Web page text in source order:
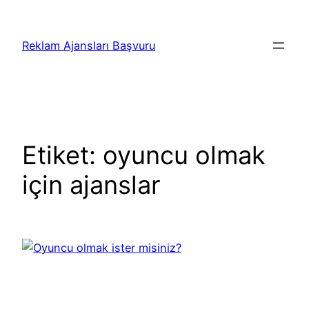
Reklam Ajansları Başvuru
Etiket: oyuncu olmak
için ajanslar